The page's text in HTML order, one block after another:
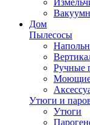
Дом
Пылесосы
Ручные
Моющие
Утюги и
Утюги